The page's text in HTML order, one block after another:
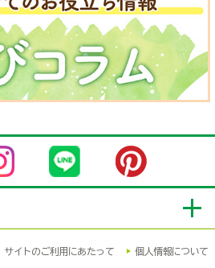
サイトのご利用にあたって 個人情報について